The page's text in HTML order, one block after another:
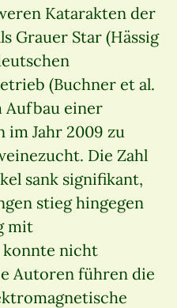
Katarakten der
Grauer Star (Hässig
(Buchner et al.
Aufbau einer
Jahr 2009 zu
Die Zahl
sank signifikant,
stieg hingegen
mit
nicht
Autoren führen die